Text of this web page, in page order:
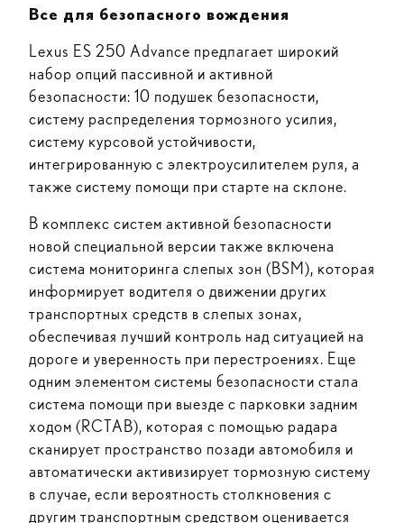
Все для безопасного вождения
Lexus ES 250 Advance предлагает широкий
набор опций пассивной и активной
безопасности: 10 подушек безопасности,
систему распределения тормозного усилия,
систему курсовой устойчивости,
интегрированную с электроусилителем руля, а
также систему помощи при старте на склоне.
В комплекс систем активной безопасности
новой специальной версии также включена
система мониторинга слепых зон (BSM), которая
информирует водителя о движении других
транспортных средств в слепых зонах,
обеспечивая лучший контроль над ситуацией на
дороге и уверенность при перестроениях. Еще
одним элементом системы безопасности стала
система помощи при выезде с парковки задним
ходом (RCTAB), которая с помощью радара
сканирует пространство позади автомобиля и
автоматически активизирует тормозную систему
в случае, если вероятность столкновения с
другим транспортным средством оценивается